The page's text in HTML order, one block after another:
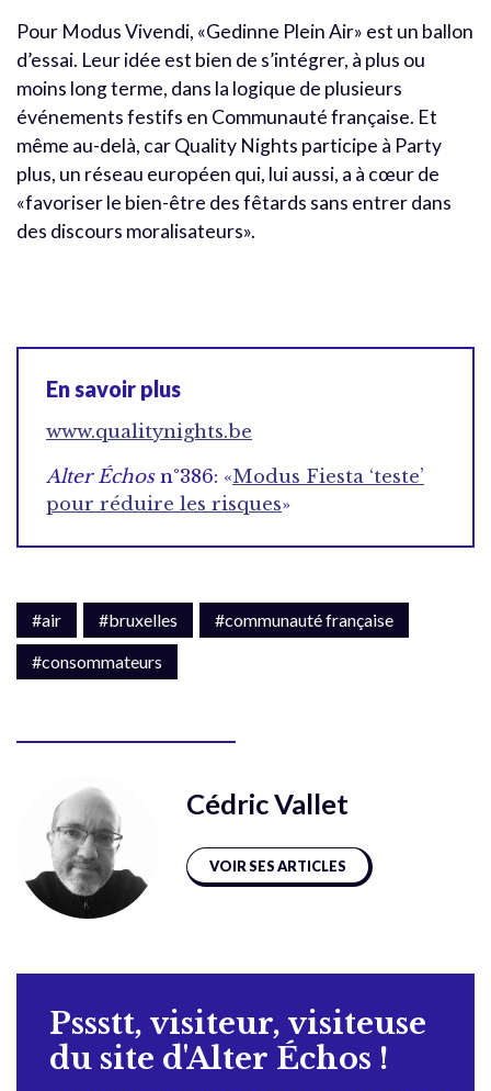
Pour Modus Vivendi, «Gedinne Plein Air» est un ballon
d’essai. Leur idée est bien de s’intégrer, à plus ou
moins long terme, dans la logique de plusieurs
événements festifs en Communauté française. Et
même au-delà, car Quality Nights participe à Party
plus, un réseau européen qui, lui aussi, a à cœur de
«favoriser le bien-être des fêtards sans entrer dans
des discours moralisateurs».
En savoir plus
www.qualitynights.be
Alter Échosn°386: «Modus Fiesta ‘teste’
pour réduire les risques»
#air #bruxelles
#communauté française
#consommateurs
Cédric Vallet
VOIR SES ARTICLES
Pssstt, visiteur, visiteuse
du site d'Alter Échos !